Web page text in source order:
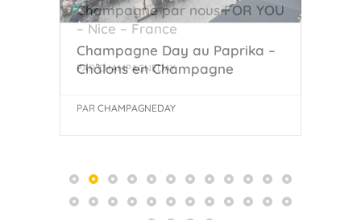
Champagne Day au Paprika –
Châlons en Champagne
PAR CHAMPAGNEDAY
Champagne par nous FOR YOU
– Nice – France
PARCHAMPAGNEDAY